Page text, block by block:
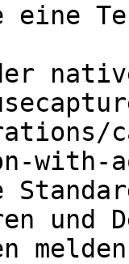
der
with-
und